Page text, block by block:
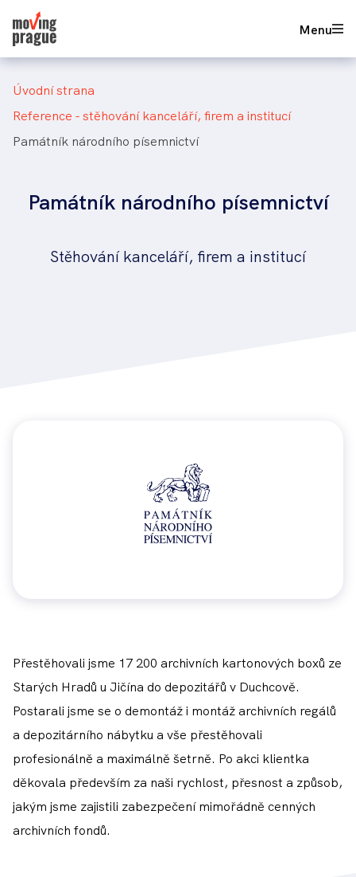
hlavnímu
obsahu
Menu
736 625 777 Nezávazná poptávka
Drobečková
navigace
úvodní strana
reference - stěhování kanceláří, firem a institucí
památník národního písemnictví
Památník národního písemnictví
Stěhování kanceláří, firem a institucí
Přestěhovali jsme 17 200 archivních kartonových boxů ze
Starých Hradů u Jičína do depozitářů v Duchcově.
Postarali jsme se o demontáž i montáž archivních regálů
a depozitárního nábytku a vše přestěhovali
profesionálně a maximálně šetrně. Po akci klientka
děkovala především za naši rychlost, přesnost a způsob,
jakým jsme zajistili zabezpečení mimořádně cenných
archivních fondů.